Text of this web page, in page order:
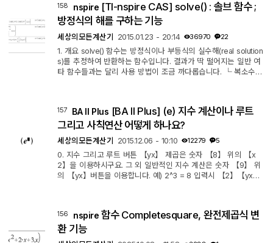
At]) tvmPmt(N, I, PV, FV, [PpY], [CpY], [PmtAt]) tvmFV(N, I, P
V, Pmt, [PpY], [CpY], [PmtAt])
158 nspire [TI-nspire CAS] solve() : 솔브 함수 ;
방정식의 해를 구하는 기능
세상의모든계산기 2015.01.23 - 20:14 36970 22
1. 개요 solve() 함수는 방정식이나 부등식의 실수해(real solution
s)를 추정하여 반환하는 함수입니다. 결과가 딱 떨어지는 일반 여
타 함수들과는 달리 사용 방법이 조금 까다롭습니다. └ 복소수
(exact)한 답을 찾으려고 하고, ⓑ (상황에 따라) 찾을 수 있는 최
대한 많은 답을 표시하려고 합니다. 2. 사용 방법 2-1. ⓐ solve(E
157 BA II Plus [BA II Plus] (e) 지수 계산이나 루트
그리고 사칙연산 어떻게 하나요?
세상의모든계산기 2015.12.06 - 10:10 12279 5
0. 지수 그리고 루트 버튼 【yx】 제곱은 숫자 【8】 위의 【x
2】을 이용하시구요. 그 외 일반적인 지수 계산은 숫자 【9】 위
의 【yx】버튼을 이용합니다. 예) 2^3 = 8 입력시 【2】【yx】
948731647672106072782 【2】【yx】【(】【1】【÷】
【3】【)】【=】 또는 【2】【yx】【(】【3】【1/x】【)】
156 nspire함수 Completesquare, 완전제곱식 변
환 기능